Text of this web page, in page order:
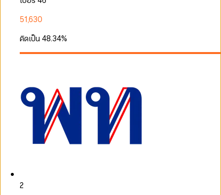
51,630
คิดเป็น48.34%
2